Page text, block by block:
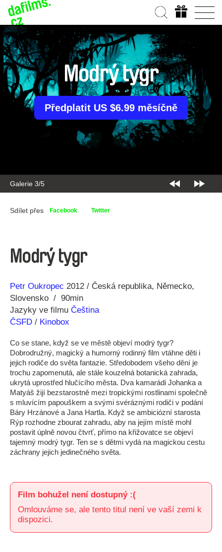
Galerie 3/5
Modrý tygr
Předplatit US $6.99 měsíčně
Sdílet přes Facebook Twitter
Modrý tygr
Režie
Petr Oukropec
Rok 2012 Česká republika Německo
Slovensko
90min
Jazyky ve filmu Čeština
ČSFD / Kinobox
Co se stane, když se ve městě objeví modrý tygr?
Dobrodružný, magický a humorný rodinný film vtáhne děti i
jejich rodiče do světa fantazie. Středobodem všeho dění je
trochu zapomenutá, ale stále kouzelná botanická zahrada,
ukrytá uprostřed hlučícího města. Dva kamarádi Johanka a
Matyáš žijí bezstarostně mezi tropickými rostlinami společně
s mluvícím papouškem a svými svéráznými rodiči v podání
Báry Hrzánové a Jana Hartla. Když se ambiciózní starosta
Rýp rozhodne zbourat zahradu, aby na jejím místě mohl
postavit úplně novou čtvrť, přímo na křižovatce se objeví
tajemný modrý tygr. Ten se s dětmi vydá na magickou cestu
záchrany jejich jedinečného světa.
Film bohužel není dostupný :(
Omlouváme se, ale tento titul není ve vaší zemi k
dispozici.